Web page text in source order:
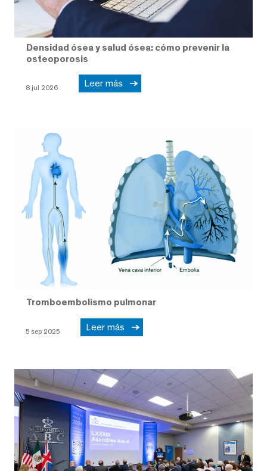
Densidad ósea y salud ósea: cómo prevenir la
osteoporosis
8 jul 2026 Leer más
Tromboembolismo pulmonar
5 sep 2025 Leer más